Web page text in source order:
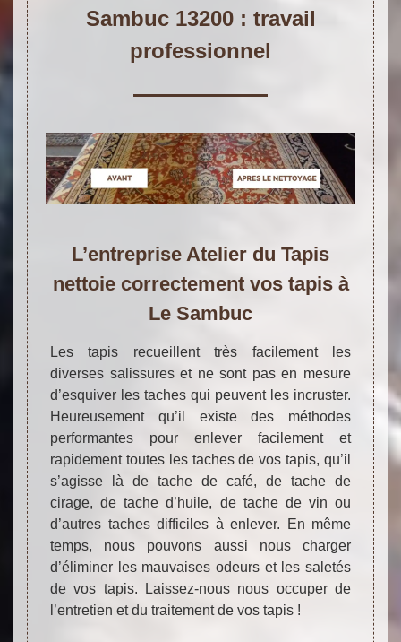
Sambuc 13200 : travail
professionnel
L’entreprise Atelier du Tapis
nettoie correctement vos tapis à
Le Sambuc
Les tapis recueillent très facilement les
diverses salissures et ne sont pas en mesure
d’esquiver les taches qui peuvent les incruster.
Heureusement qu’il existe des méthodes
performantes pour enlever facilement et
rapidement toutes les taches de vos tapis, qu’il
s’agisse là de tache de café, de tache de
cirage, de tache d’huile, de tache de vin ou
d’autres taches difficiles à enlever. En même
temps, nous pouvons aussi nous charger
d’éliminer les mauvaises odeurs et les saletés
de vos tapis. Laissez-nous nous occuper de
l’entretien et du traitement de vos tapis !